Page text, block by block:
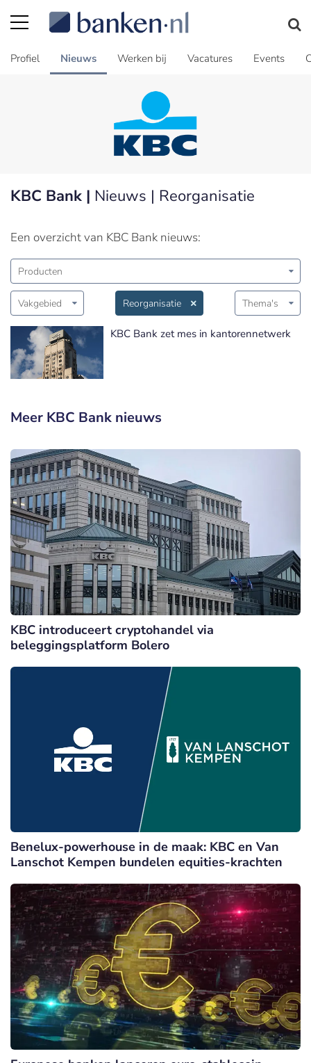
Profiel Nieuws Werken bij Vacatures Events
KBC Bank | Nieuws | Reorganisatie
Een overzicht van KBC Bank nieuws:
Producten
Vakgebied Reorganisatie Thema's
KBC Bank zet mes in kantorennetwerk
Meer KBC Bank nieuws
KBC introduceert cryptohandel via
beleggingsplatform Bolero
Benelux-powerhouse in de maak: KBC en Van
Lanschot Kempen bundelen equities-krachten